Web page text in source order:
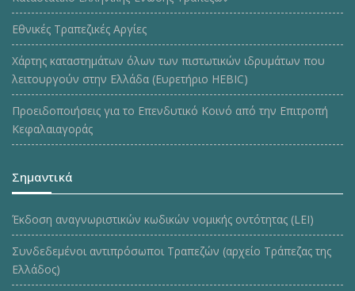
Εθνικές Τραπεζικές Αργίες
Χάρτης καταστημάτων όλων των πιστωτικών ιδρυμάτων που
λειτουργούν στην Ελλάδα (Ευρετήριο HEBIC)
Προειδοποιήσεις για το Επενδυτικό Κοινό από την Επιτροπή
Κεφαλαιαγοράς
Σημαντικά
Έκδοση αναγνωριστικών κωδικών νομικής οντότητας (LEI)
Συνδεδεμένοι αντιπρόσωποι Τραπεζών (αρχείο Τράπεζας της
Ελλάδος)